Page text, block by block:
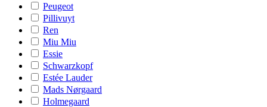
Peugeot
Pillivuyt
Ren
Miu Miu
Essie
Schwarzkopf
Estée Lauder
Mads Nørgaard
Holmegaard